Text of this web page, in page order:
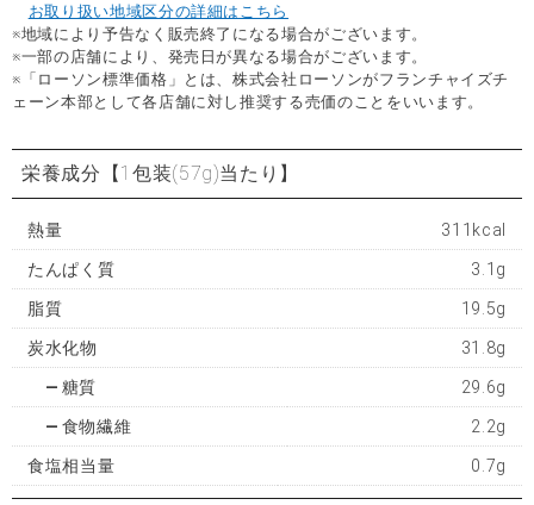
お取り扱い地域区分の詳細はこちら
※地域により予告なく販売終了になる場合がございます。
※一部の店舗により、発売日が異なる場合がございます。
※「ローソン標準価格」とは、株式会社ローソンがフランチャイズチ
ェーン本部として各店舗に対し推奨する売価のことをいいます。
栄養成分 【1包装(57g)当たり】
熱量 311kcal
たんぱく質 3.1g
脂質 19.5g
炭水化物 31.8g
糖質 29.6g
食物繊維 2.2g
食塩相当量 0.7g